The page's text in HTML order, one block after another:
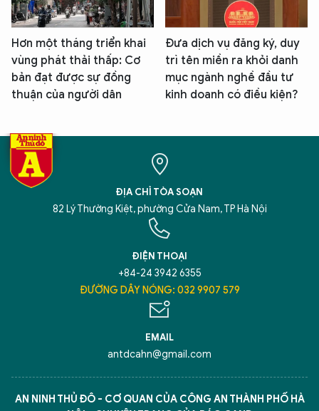
Hơn một tháng triển khai
vùng phát thải thấp: Cơ
bản đạt được sự đồng
thuận của người dân
Đưa dịch vụ đăng ký, duy
trì tên miền ra khỏi danh
mục ngành nghề đầu tư
kinh doanh có điều kiện?
ĐỊA CHỈ TÒA SOẠN
82 Lý Thường Kiệt, phường Cửa Nam, TP Hà Nội
ĐIỆN THOẠI
+84-24 3942 6355
ĐƯỜNG DÂY NÓNG: 032 9907 579
EMAIL
antdcahn@gmail.com
AN NINH THỦ ĐÔ - CƠ QUAN CỦA CÔNG AN THÀNH PHỐ HÀ